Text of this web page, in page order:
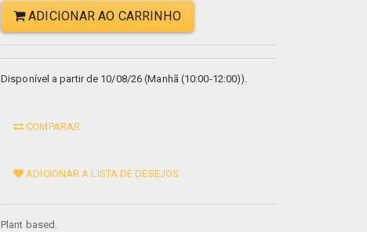
ADICIONAR AO CARRINHO
Disponível a partir de 10/08/26 (Manhã (10:00-12:00)).
COMPARAR
ADICIONAR A LISTA DE DESEJOS
Plant based.